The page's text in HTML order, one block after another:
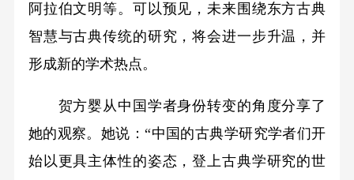
阿拉伯文明等。可以预见，未来围绕东方古典
智慧与古典传统的研究，将会进一步升温，并
形成新的学术热点。
贺方婴从中国学者身份转变的角度分享了
她的观察。她说：“中国的古典学研究学者们开
始以更具主体性的姿态，登上古典学研究的世